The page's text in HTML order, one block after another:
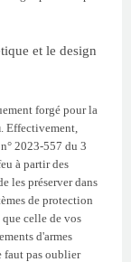
et le design
forgé pour la
. Effectivement,
2023-557 du 3
à partir des
les préserver dans
de protection
celle de vos
d'armes
faut pas oublier